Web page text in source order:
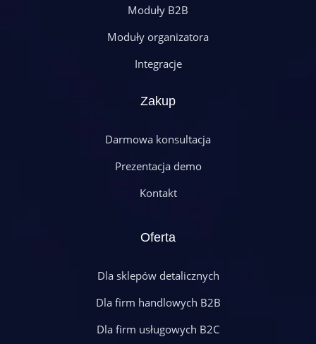
Moduły B2B
Moduły organizatora
Integracje
Zakup
Darmowa konsultacja
Prezentacja demo
Kontakt
Oferta
Dla sklepów detalicznych
Dla firm handlowych B2B
Dla firm usługowych B2C